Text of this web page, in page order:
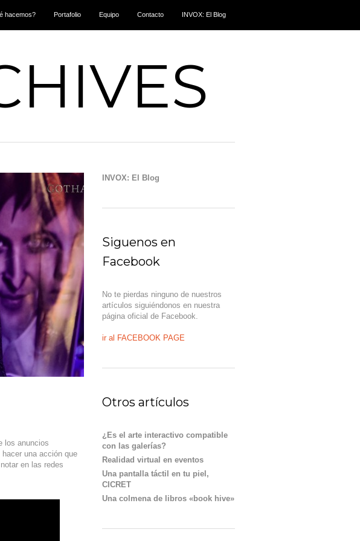
hacemos? Portafolio Equipo Contacto INVOX: El Blog
los anuncios
una acción que
en las redes
INVOX: El Blog
Siguenos en
Facebook
No te pierdas ninguno de nuestros
artículos siguiéndonos en nuestra
página oficial de Facebook.
ir al FACEBOOK PAGE
Otros artículos
¿Es el arte interactivo compatible
con las galerías?
Realidad virtual en eventos
Una pantalla táctil en tu piel,
CICRET
Una colmena de libros «book hive»